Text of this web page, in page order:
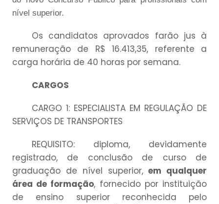
nível superior.
Os candidatos aprovados farão jus à
remuneração de R$ 16.413,35, referente a
carga horária de 40 horas por semana.
CARGOS
CARGO 1: ESPECIALISTA EM REGULAÇÃO DE
SERVIÇOS DE TRANSPORTES
REQUISITO: diploma, devidamente
registrado, de conclusão de curso de
graduação de nível superior, em qualquer
área de formação, fornecido por instituição
de ensino superior reconhecida pelo